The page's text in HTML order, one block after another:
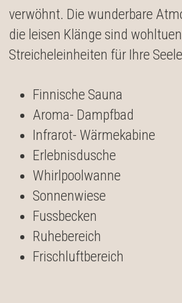
verwöhnt. Die wunderbare
die leisen Klänge sind
Streicheleinheiten für Ihre
Finnische Sauna
Aroma- Dampfbad
Infrarot- Wärmekabine
Erlebnisdusche
Whirlpoolwanne
Sonnenwiese
Fussbecken
Ruhebereich
Frischluftbereich